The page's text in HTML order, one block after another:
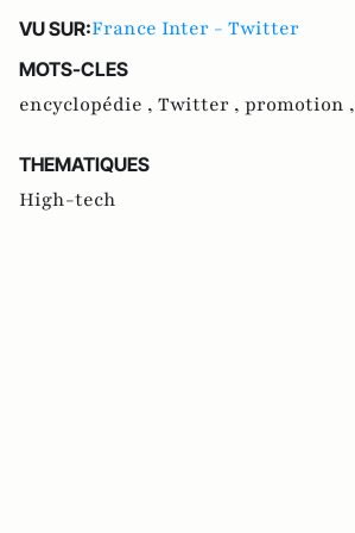
VU SUR:France Inter - Twitter
MOTS-CLES
encyclopédie , Twitter , promotion ,
THEMATIQUES
High-tech